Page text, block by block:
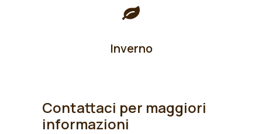
Inverno
Contattaci per maggiori
informazioni